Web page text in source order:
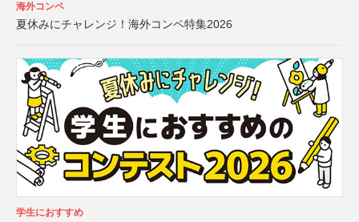
海外コンペ
夏休みにチャレンジ！海外コンペ特集2026
学生におすすめ